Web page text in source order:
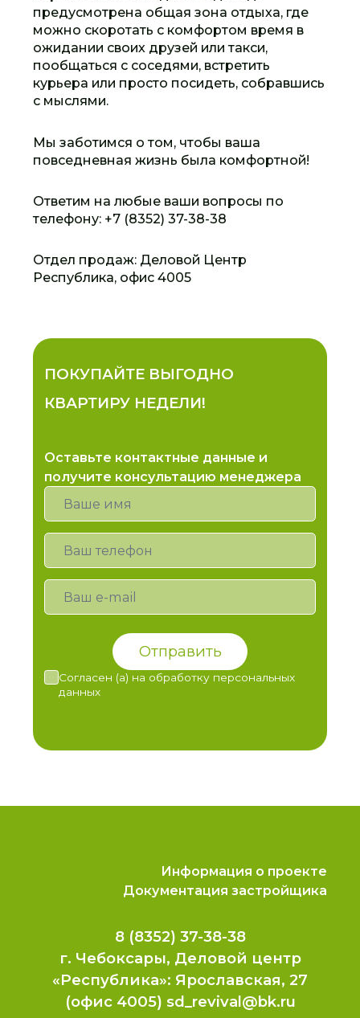
предусмотрена общая зона отдыха, где
можно скоротать с комфортом время в
ожидании своих друзей или такси,
пообщаться с соседями, встретить
курьера или просто посидеть, собравшись
с мыслями.
Мы заботимся о том, чтобы ваша
повседневная жизнь была комфортной!
Ответим на любые ваши вопросы по
телефону: +7 (8352) 37-38-38
Отдел продаж: Деловой Центр
Республика, офис 4005
ПОКУПАЙТЕ ВЫГОДНО
КВАРТИРУ НЕДЕЛИ!
Оставьте контактные данные и
получите консультацию менеджера
Отправить
Согласен (а) на обработку персональных
данных
Информация о проекте
Документация застройщика
8 (8352) 37-38-38
г. Чебоксары, Деловой центр
«Республика»: Ярославская, 27
(офис 4005) sd_revival@bk.ru